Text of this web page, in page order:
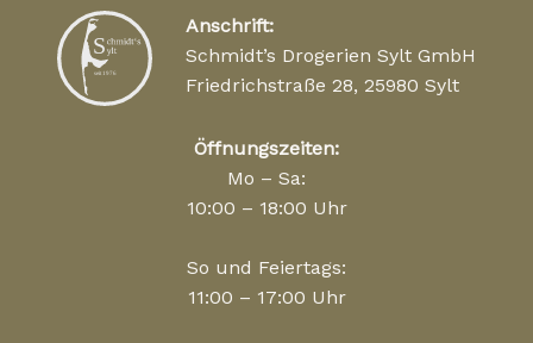
Anschrift:
Schmidt’s Drogerien Sylt GmbH
Friedrichstraße 28, 25980 Sylt
Öffnungszeiten:
Mo – Sa:
10:00 – 18:00 Uhr
So und Feiertags:
11:00 – 17:00 Uhr